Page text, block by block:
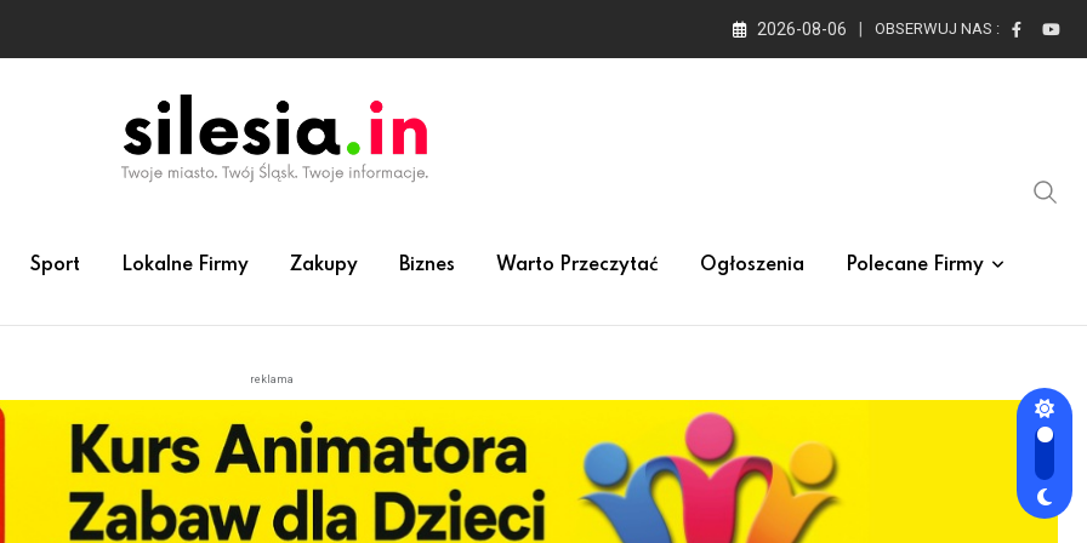
2026-08-06 OBSERWUJ NAS :
Sport Lokalne Firmy Zakupy Biznes Warto Przeczytać Ogłoszenia Polecane Firmy
reklama